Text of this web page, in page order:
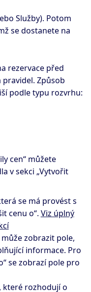
Služby). Potom
se dostanete na
rezervace před
Způsob
podle typu rozvrhu:
cen“ můžete
v sekci „Vytvořit
se má provést s
cenu o“. Viz úplný
zobrazit pole,
informace. Pro
se zobrazí pole pro
které rozhodují o